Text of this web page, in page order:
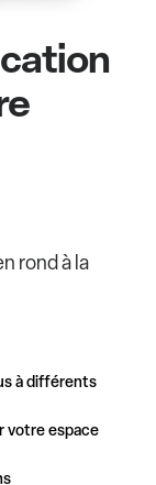
rond à la
à différents
votre espace